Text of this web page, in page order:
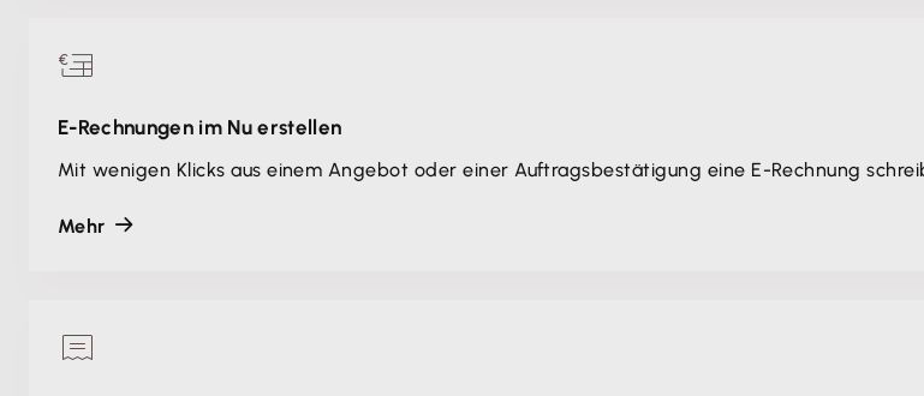
E-Rechnungen im Nu erstellen
Mit wenigen Klicks aus einem Angebot oder einer Auftragsbestätigung eine E-Rechnung
Mehr